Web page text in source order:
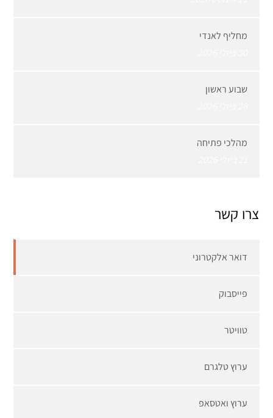
מחליף לאנדי
שבוע ראשון
מהלכי פתיחה
צרו קשר
דואר אלקטרוני
פייסבוק
טוויטר
ערוץ טלגרם
ערוץ ואטסאפ